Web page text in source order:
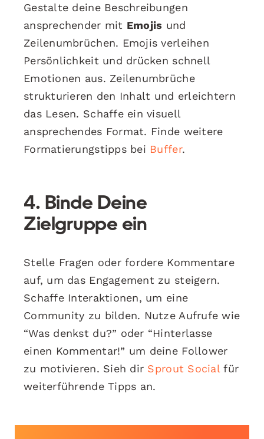
Gestalte deine Beschreibungen
ansprechender mit Emojis und
Zeilenumbrüchen. Emojis verleihen
Persönlichkeit und drücken schnell
Emotionen aus. Zeilenumbrüche
strukturieren den Inhalt und erleichtern
das Lesen. Schaffe ein visuell
ansprechendes Format. Finde weitere
Formatierungstipps bei Buffer.
4. Binde Deine
Zielgruppe ein
Stelle Fragen oder fordere Kommentare
auf, um das Engagement zu steigern.
Schaffe Interaktionen, um eine
Community zu bilden. Nutze Aufrufe wie
“Was denkst du?” oder “Hinterlasse
einen Kommentar!” um deine Follower
zu motivieren. Sieh dir Sprout Social für
weiterführende Tipps an.